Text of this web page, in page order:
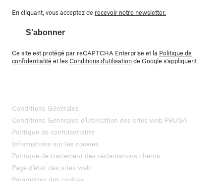
En cliquant, vous acceptez de recevoir notre newsletter.
S'abonner
Ce site est protégé par reCAPTCHA Enterprise et la Politique de
confidentialité et lesConditions d'utilisationde Google s'appliquent.
Conditions Générales
Conditions Générales d'Utilisation des sites web PRUSA
Politique de confidentialité
Informations sur les cookies
Politique de traitement des réclamations clients
Page d'état des sites web